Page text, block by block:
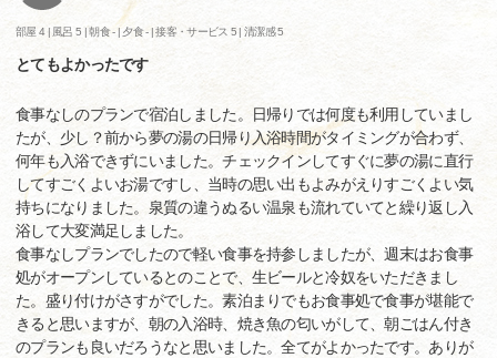
部屋 4 | 風呂 5 |朝食 - | 夕食 - |接客・サービス 5 |清潔感 5
とてもよかったです
食事なしのプランで宿泊しました。日帰りでは何度も利用していまし
たが、少し？前から夢の湯の日帰り入浴時間がタイミングが合わず、
何年も入浴できずにいました。チェックインしてすぐに夢の湯に直行
してすごくよいお湯ですし、当時の思い出もよみがえりすごくよい気
持ちになりました。泉質の違うぬるい温泉も流れていてと繰り返し入
浴して大変満足しました。
食事なしプランでしたので軽い食事を持参しましたが、週末はお食事
処がオープンしているとのことで、生ビールと冷奴をいただきまし
た。盛り付けがさすがでした。素泊まりでもお食事処で食事が堪能で
きると思いますが、朝の入浴時、焼き魚の匂いがして、朝ごはん付き
のプランも良いだろうなと思いました。全てがよかったです。ありが